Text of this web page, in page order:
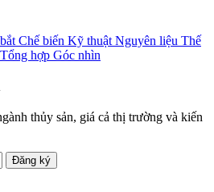
Chế biến Kỹ thuật Nguyên liệu Thế
Tổng hợp Góc nhìn
thủy sản, giá cả thị trường và kiến
Đăng ký